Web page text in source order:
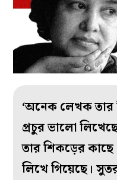
‘অনেক লেখক তার
প্রচুর ভালো
তার শিকড়ের
লিখে গিয়েছে।